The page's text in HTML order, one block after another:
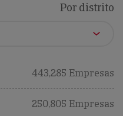
Por distrito
443,285 Empresas
250,805 Empresas